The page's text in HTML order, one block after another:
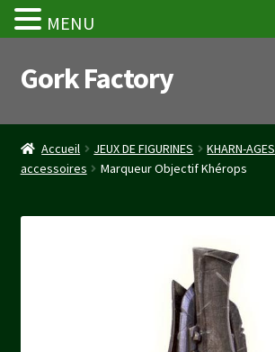
Aller
à
navigation
Aller
au
Gork Factory
Accueil
CGV
Mon compte
Stripe Payment Success Page
Accueil JEUX DE FIGURINES KHARN-AGES
accessoires
Marqueur Objectif Khérops
MENU